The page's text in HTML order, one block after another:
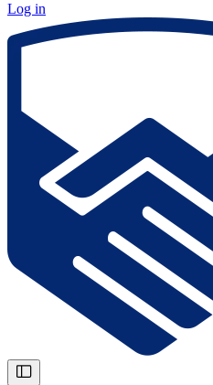
Log in